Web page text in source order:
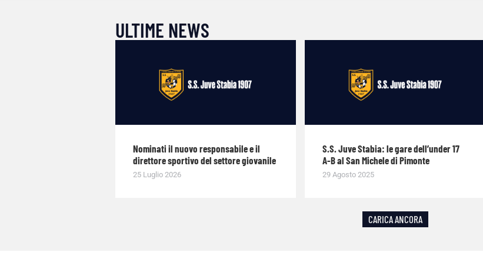
ULTIME NEWS
Nominati il nuovo responsabile e il
direttore sportivo del settore giovanile
25 Luglio 2026
S.S. Juve Stabia: le gare dell’under 17
A-B al San Michele di Pimonte
29 Agosto 2025
CARICA ANCORA